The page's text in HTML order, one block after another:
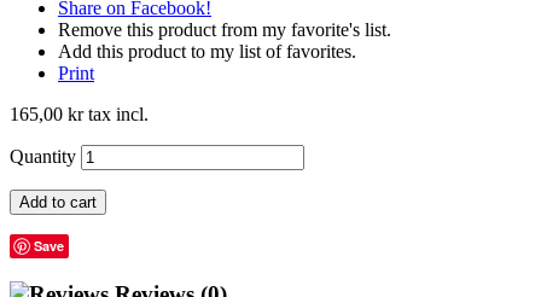
Share on Facebook!
Remove this product from my favorite's list.
Add this product to my list of favorites.
Print
165,00 krtax incl.
Quantity
Add to cart
Save